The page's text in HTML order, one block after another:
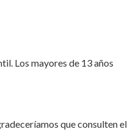
Los mayores de 13 años
que consulten el